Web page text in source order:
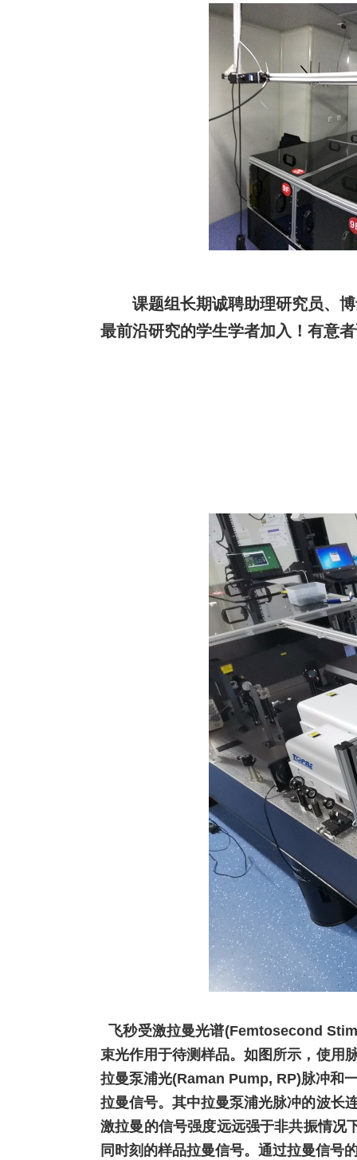
课题组长期诚聘助理研究员、博
最前沿研究的学生学者加入！有意
飞秒受激拉曼光谱(Femtosecond
束光作用于待测样品。如图所示，使用
拉曼泵浦光(Raman Pump, RP)脉冲和
拉曼信号。其中拉曼泵浦光脉冲的波长
激拉曼的信号强度远远强于非共振情况
同时刻的样品拉曼信号。通过拉曼信号